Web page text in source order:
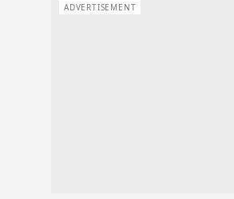
ADVERTISEMENT